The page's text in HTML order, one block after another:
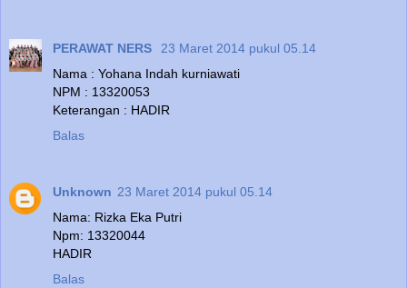
PERAWAT NERS
23 Maret 2014 pukul 05.14
Nama : Yohana Indah kurniawati
NPM : 13320053
Keterangan : HADIR
Balas
Unknown 23 Maret 2014 pukul 05.14
Nama: Rizka Eka Putri
Npm: 13320044
HADIR
Balas